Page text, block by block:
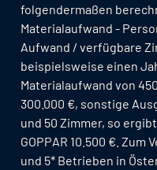
folgendermaßen
Materialaufwand -
Aufwand / verfügbare
beispielsweise einen
Materialaufwand von
300.000 €, sonstige
und 50 Zimmer, so
GOPPAR 10.500 €. Zum
und 5* Betrieben in